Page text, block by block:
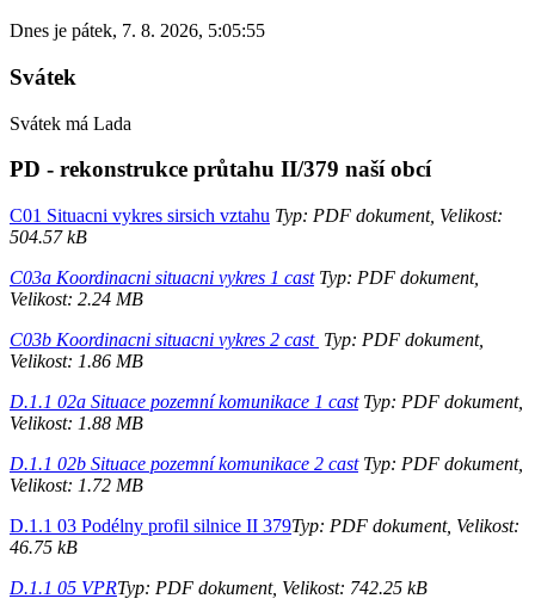
Dnes je pátek, 7. 8. 2026, 5:05:55
Svátek
Svátek má Lada
PD - rekonstrukce průtahu II/379 naší obcí
C01 Situacni vykres sirsich vztahu Typ: PDF dokument, Velikost:
504.57 kB
C03a Koordinacni situacni vykres 1 castTyp: PDF dokument,
Velikost: 2.24 MB
C03b Koordinacni situacni vykres 2 cast Typ: PDF dokument,
Velikost: 1.86 MB
D.1.1 02a Situace pozemní komunikace 1 castTyp: PDF dokument,
Velikost: 1.88 MB
D.1.1 02b Situace pozemní komunikace 2 castTyp: PDF dokument,
Velikost: 1.72 MB
D.1.1 03 Podélny profil silnice II 379Typ: PDF dokument, Velikost:
46.75 kB
D.1.1 05 VPRTyp: PDF dokument, Velikost: 742.25 kB